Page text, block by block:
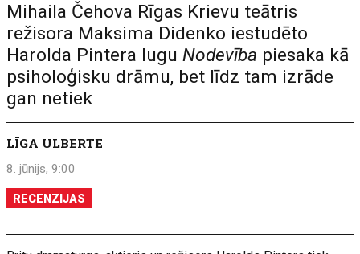
Mihaila Čehova Rīgas Krievu teātris
režisora Maksima Didenko iestudēto
Harolda Pintera luguNodevība piesaka kā
psiholoģisku drāmu, bet līdz tam izrāde
gan netiek
LĪGA ULBERTE
8. jūnijs, 9:00
RECENZIJAS